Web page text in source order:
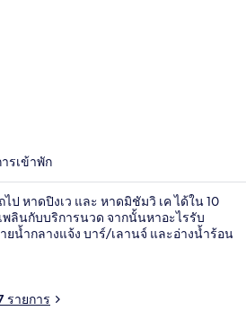
รเข้าพัก
ป หาดปิงเว และ หาดมิชัมวิ เค ได้ใน 10
พลินกับบริการนวด จากนั้นหาอะไรรับ
ยน้ำกลางแจ้ง บาร์/เลานจ์ และอ่างน้ำร้อน
รายการ